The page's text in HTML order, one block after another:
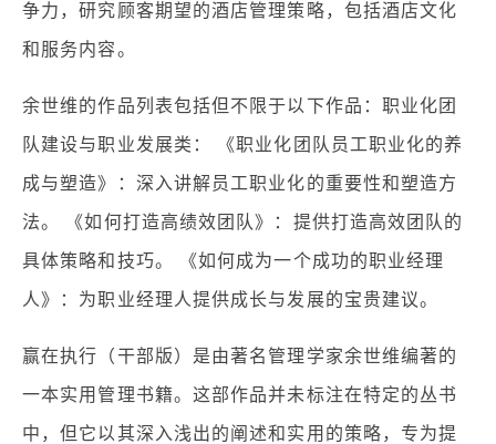
争力，研究顾客期望的酒店管理策略，包括酒店文化
和服务内容。
余世维的作品列表包括但不限于以下作品：职业化团
队建设与职业发展类： 《职业化团队员工职业化的养
成与塑造》：深入讲解员工职业化的重要性和塑造方
法。 《如何打造高绩效团队》：提供打造高效团队的
具体策略和技巧。 《如何成为一个成功的职业经理
人》：为职业经理人提供成长与发展的宝贵建议。
赢在执行（干部版）是由著名管理学家余世维编著的
一本实用管理书籍。这部作品并未标注在特定的丛书
中，但它以其深入浅出的阐述和实用的策略，专为提